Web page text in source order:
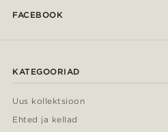
FACEBOOK
KATEGOORIAD
Uus kollektsioon
Ehted ja kellad